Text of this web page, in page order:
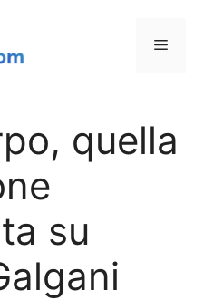
Menu
quella
su